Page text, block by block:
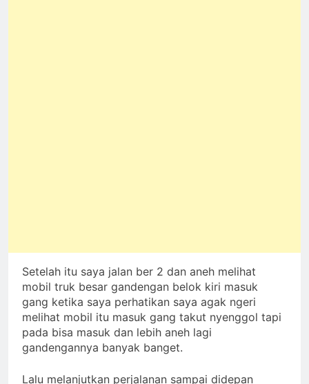
Setelah itu saya jalan ber 2 dan aneh melihat
mobil truk besar gandengan belok kiri masuk
gang ketika saya perhatikan saya agak ngeri
melihat mobil itu masuk gang takut nyenggol tapi
pada bisa masuk dan lebih aneh lagi
gandengannya banyak banget.
Lalu melanjutkan perjalanan sampai didepan